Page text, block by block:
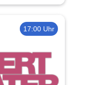
17:00 Uhr